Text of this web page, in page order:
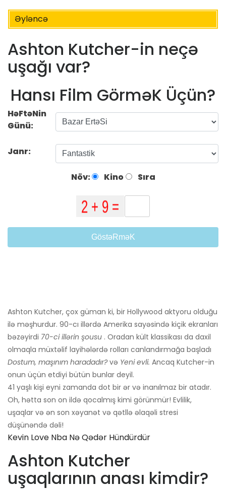
Əyləncə
Ashton Kutcher-in neçə
uşağı var?
Hansı Film GörməK Üçün?
HəFtəNin
Günü:
Janr:
Növ: Kino Sıra
GöstəRməK
Ashton Kutcher, çox güman ki, bir Hollywood aktyoru olduğu
ilə məşhurdur. 90-cı illərdə Amerika sayəsində kiçik ekranları
bəzəyirdi 70-ci illərin şousu . Oradan kült klassikası da daxil
olmaqla müxtəlif layihələrdə rolları canlandırmağa başladı
Dostum, maşınım haradadır?və Yeni evli. Ancaq Kutcher-in
onun üçün etdiyi bütün bunlar deyil.
41 yaşlı kişi eyni zamanda dot bir ər və inanılmaz bir atadır.
Oh, hətta son on ildə qocalmış kimi görünmür! Evlilik,
uşaqlar və ən son xəyanət və qətllə əlaqəli stresi
düşünəndə dəli!
Kevin Love Nba Nə Qədər Hündürdür
Ashton Kutcher
uşaqlarının anası kimdir?